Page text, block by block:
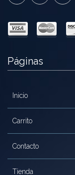
Páginas
Inicio
Carrito
Contacto
Tienda